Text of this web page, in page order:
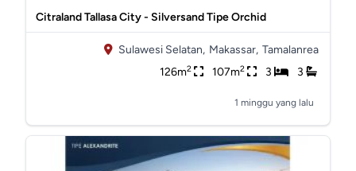
Citraland Tallasa City - Silversand Tipe Orchid
Sulawesi Selatan, Makassar, Tamalanrea
126m2 107m2 3 3
1 minggu yang lalu